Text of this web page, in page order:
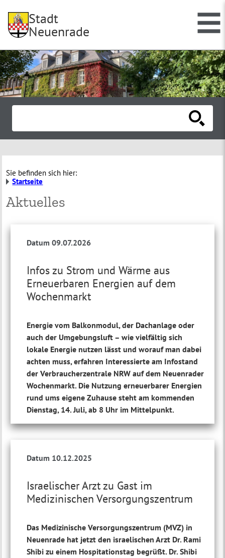
Stadt
Neuenrade
Sie befinden sich hier:
Startseite
Aktuelles
Infos zu Strom und Wärme aus
Erneuerbaren Energien auf dem
Wochenmarkt
Datum 09.07.2026
Energie vom Balkonmodul, der Dachanlage oder
auch der Umgebungsluft – wie vielfältig sich
lokale Energie nutzen lässt und worauf man dabei
achten muss, erfahren Interessierte am Infostand
der Verbraucherzentrale NRW auf dem Neuenrader
Wochenmarkt. Die Nutzung erneuerbarer Energien
rund ums eigene Zuhause steht am kommenden
Dienstag, 14. Juli, ab 8 Uhr im Mittelpunkt.
Israelischer Arzt zu Gast im
Medizinischen Versorgungszentrum
Datum 10.12.2025
Das Medizinische Versorgungszentrum (MVZ) in
Neuenrade hat jetzt den israelischen Arzt Dr. Rami
Shibi zu einem Hospitationstag begrüßt. Dr. Shibi